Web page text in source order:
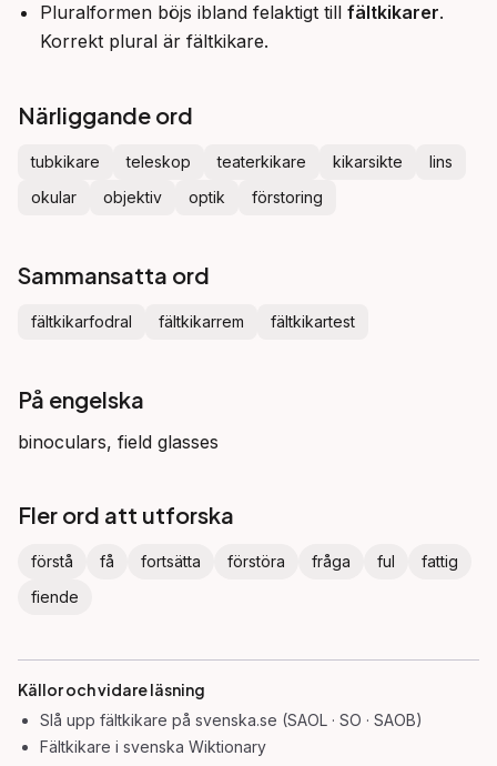
Pluralformen böjs ibland felaktigt till fältkikarer.
Korrekt plural är fältkikare.
Närliggande ord
tubkikare teleskop teaterkikare kikarsikte
lins
okular
objektiv optik förstoring
Sammansatta ord
fältkikarfodral fältkikarrem fältkikartest
På engelska
binoculars, field glasses
Fler ord att utforska
förstå få fortsätta förstöra fråga ful
fattig
fiende
Källor och vidare läsning
Slå upp fältkikare på svenska.se (SAOL · SO · SAOB)
Fältkikare i svenska Wiktionary